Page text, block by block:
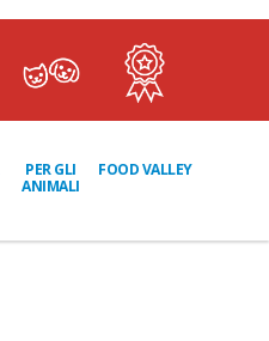
0 €
PER GLI
ANIMALI
FOOD VALLEY